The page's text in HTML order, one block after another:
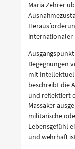
Maria Zehrer
internationaler
Begegnungen
mit
beschreibt die
und reflektiert
Massaker
militärische
Lebensgefühl
und wehrhaft